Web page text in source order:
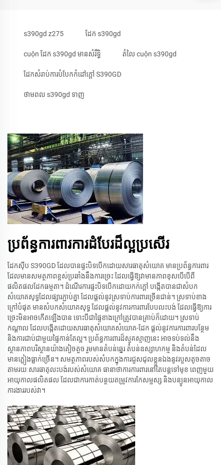
s390gd z275 ដែក s390gd
cuộn ដែក s390gd មាន​សំរឹទ្ធិ តំលៃ cuộn s390gd
ដែក​សំរាប់​ការ​បំបែក​កំដៅ​ក្តៅ S390GD
ថាម​ពល s390gd ទាញ
ប្រព័ន្ធការពារការដំបែរដ៏ល្អប្រសើរ
ដែកស៊ីប​ S390GD ដែលបាន​ផ្ទះ​បិទបើក​ដោយ​សារធាតុសំយោគ​ មាន​ប្រព័ន្ធការពារ​
ដែល​មាន​សមត្ថភាពខ្ពស់​ប្រឆាំងនឹង​ការ​ច្រេះ​ ដែល​ធ្វើឱ្យវា​មាន​ភាពខុស​បើបើ​ពី​
ផលិតផល​ដែក​ធម្មតា។ ដំណើរការ​ផ្ទះ​បិទបើក​ដោយ​កក់​ក្តៅ​ បង្កើត​បានជា​សំបក​
សំយោគ​សុទ្ធ​ដែល​ផ្សារ​ភ្ជាប់​គ្នា​ ដែល​ផ្តល់​នូវ​ស្រទាប់​ការពារ​ច្រើន​ជាន់។ ស្រទាប់​ខាង
ក្រៅ​បំផុត​ មាន​សំបក​សំយោគ​សុទ្ធ ដែល​ផ្តល់​នូវ​ការ​ការពារ​បែប​លះបង់ ដែល​ធ្វើ​ឱ្យ​ការ​
ច្រេះ​មិន​អាច​កើតឡើង​បាន​ ទោះបី​ជា​ផ្ទៃ​ខាងក្រៅ​ត្រូវ​បាន​គ្រាប់​ក៏ដោយ។ ស្រទាប់​
កណ្ដាល ដែល​បង្កើត​ដោយ​សារធាតុ​សំយោគ​សំយោគ-ដែក ផ្តល់​នូវ​ការ​ការពារ​បន្ថែម​
និង​ការ​ជាប់​ជាមួយ​ផ្ទៃ​កាន់​តែ​ល្អ។ ប្រព័ន្ធ​ការពារ​ដ៏​ស្មុគស្មាញ​នេះ​ អាច​ទប់ទល់​នឹង​
ស្ថានភាព​បរិស្ថាន​យ៉ាង​តៀច​តួច រួម​មាន​តំបន់​ឆ្នេរ តំបន់​ឧស្សាហកម្ម និង​តំបន់​ដែល​
មាន​ភ្លៀង​ធ្លាក់​ច្រើន។ សមត្ថភាព​របស់​សំបក​ក្នុង​ការ​ជួសជុល​ខ្លួន​ឯង​នូវ​របួស​តូចតាច​
តាម​រយៈ​សារធាតុ​លះបង់​របស់​សំយោគ ធានា​ថា​ការ​ការពារ​នៅ​តែ​បន្ត​ទៅ​មុខ​ ពេញ​មួយ​
អាយុ​កាល​ផលិតផល ដែល​ជា​ការ​កាត់បន្ថយ​តម្រូវការ​កែ​សម្ផស្ស និង​បន្យូន​អាយុ​កាល​
ការងារ​របស់​វា។